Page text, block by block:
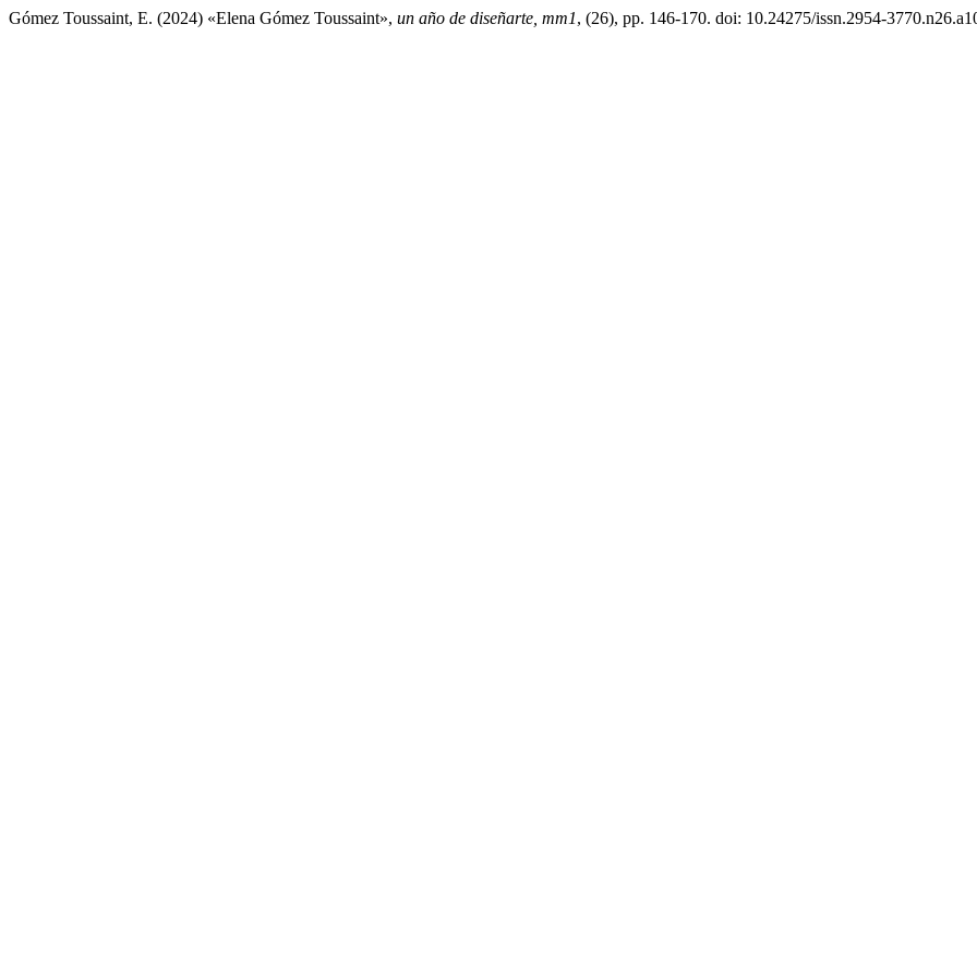
Gómez Toussaint, E. (2024) «Elena Gómez Toussaint», un año de diseñarte, mm1, (26), pp. 146-170. doi: 10.24275/issn.2954-